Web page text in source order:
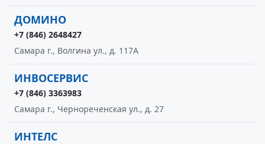
ДОМИНО
+7 (846) 2648427
Самара г., Волгина ул., д. 117А
ИНВОСЕРВИС
+7 (846) 3363983
Самара г., Чернореченская ул., д. 27
ИНТЕЛС